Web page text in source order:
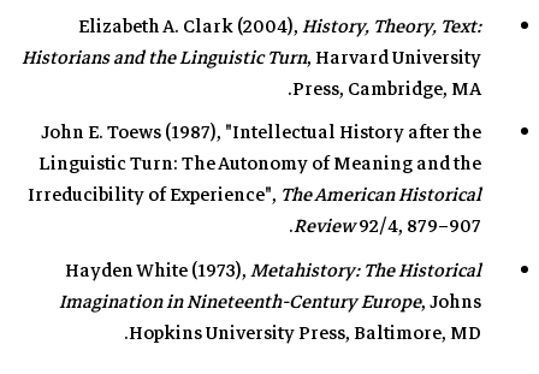
Elizabeth A. Clark (2004),History, Theory, Text:
Historians and the Linguistic Turn, Harvard University
Press, Cambridge, MA.
John E. Toews (1987), "Intellectual History after the
Linguistic Turn: The Autonomy of Meaning and the
Irreducibility of Experience", The American Historical
Review92/4, 879–907.
Hayden White (1973),Metahistory: The Historical
Imagination in Nineteenth-Century Europe, Johns
Hopkins University Press, Baltimore, MD.